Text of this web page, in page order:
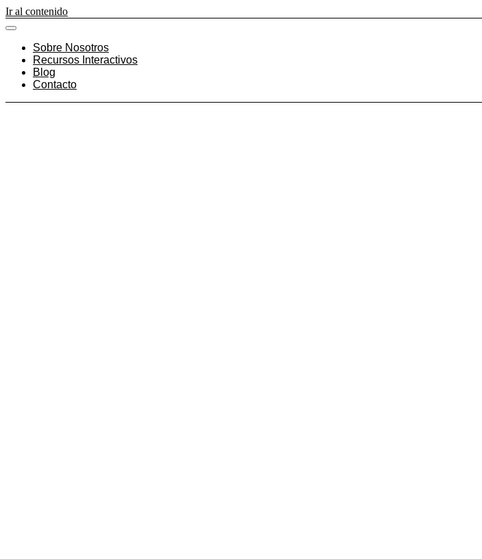
Ir al contenido
Sobre Nosotros
Recursos Interactivos
Blog
Contacto